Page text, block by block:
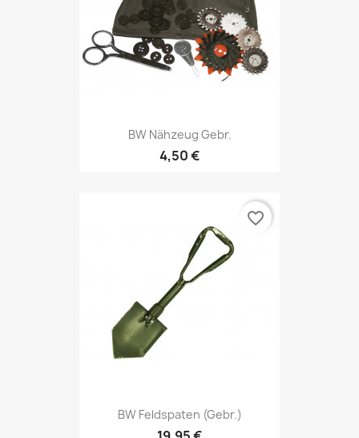
BW Nähzeug Gebr.
4,50 €
BW Feldspaten (gebr.)
favorite_border